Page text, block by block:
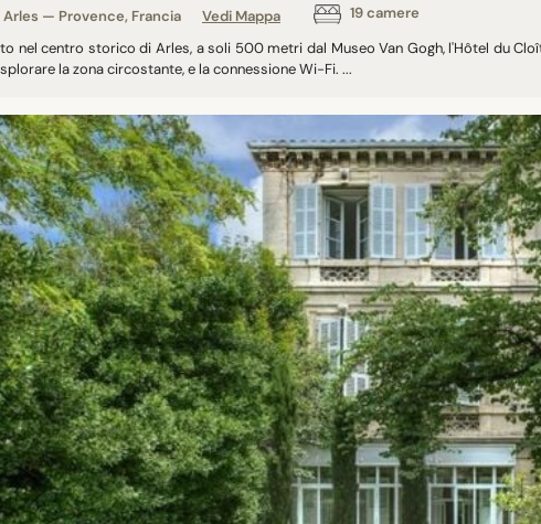
Arles — Provence, Francia Vedi Mappa 19 camere
nel centro storico di Arles, a soli 500 metri dal Museo Van Gogh, l'Hôtel du
la zona circostante, e la connessione Wi-Fi. ...